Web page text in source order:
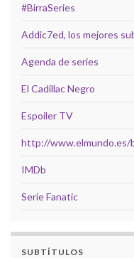
#BirraSeries
Addic7ed, los mejores
Agenda de series
El Cadillac Negro
Espoiler TV
http://www.elmundo.es/
IMDb
Serie Fanatic
SUBTÍTULOS